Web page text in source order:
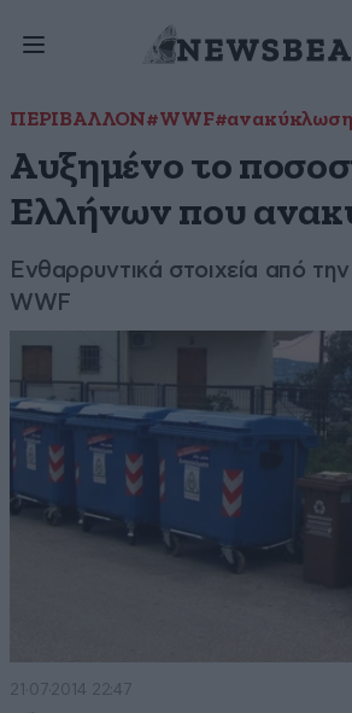
ΠΕΡΙΒΑΛΛΟΝ#WWF#ανακύκλωση
Αυξημένο το
Ελλήνων που
Ενθαρρυντικά στοιχεία από
WWF
21·07·2014 22:47